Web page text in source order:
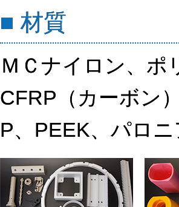
■ 材質
ＭＣナイロン、ポ
CFRP（カーボン
P、PEEK、パロ